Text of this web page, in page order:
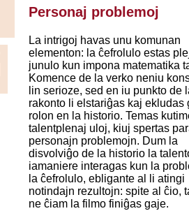
Personaj problemoj
La intrigoj havas unu komunan
elementon: la ĉefrolulo estas
junulo kun impona matematika
Komence de la verko neniu
lin serioze, sed en iu punkto de
rakonto li elstariĝas kaj ekludas
rolon en la historio. Temas
talentplenaj uloj, kiuj spertas
personajn problemojn. Dum la
disvolviĝo de la historio la
iamaniere interagas kun la
la ĉefrolulo, ebligante al li atingi
notindajn rezultojn: spite al ĉio,
ne ĉiam la filmo finiĝas gaje.